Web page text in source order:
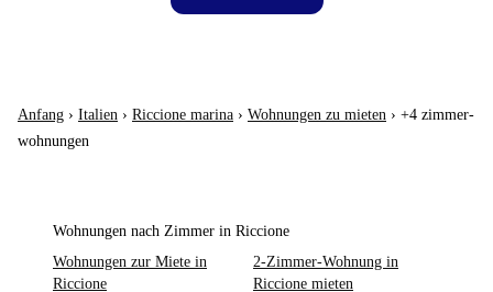
Anfang › Italien › Riccione marina › Wohnungen zu mieten › +4 zimmer-
wohnungen
Wohnungen nach Zimmer in Riccione
Wohnungen zur Miete in
Riccione
2-Zimmer-Wohnung in
Riccione mieten